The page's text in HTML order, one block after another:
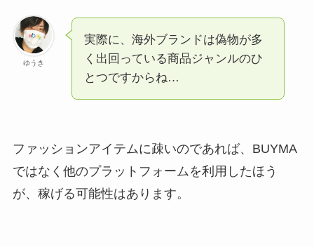
ゆうき
実際に、海外ブランドは偽物が多
く出回っている商品ジャンルのひ
とつですからね…
ファッションアイテムに疎いのであれば、BUYMA
ではなく他のプラットフォームを利用したほう
が、稼げる可能性はあります。